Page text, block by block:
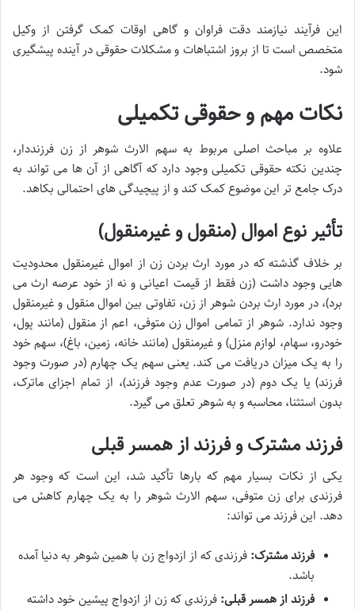
این فرآیند نیازمند دقت فراوان و گاهی اوقات کمک گرفتن از وکیل
متخصص است تا از بروز اشتباهات و مشکلات حقوقی در آینده پیشگیری
شود.
نکات مهم و حقوقی تکمیلی
علاوه بر مباحث اصلی مربوط به سهم الارث شوهر از زن فرزنددار،
چندین نکته حقوقی تکمیلی وجود دارد که آگاهی از آن ها می تواند به
درک جامع تر این موضوع کمک کند و از پیچیدگی های احتمالی بکاهد.
تأثیر نوع اموال (منقول و غیرمنقول)
بر خلاف گذشته که در مورد ارث بردن زن از اموال غیرمنقول محدودیت
هایی وجود داشت (زن فقط از قیمت اعیانی و نه از خود عرصه ارث می
برد)، در مورد ارث بردن شوهر از زن، تفاوتی بین اموال منقول و غیرمنقول
وجود ندارد. شوهر از تمامی اموال زن متوفی، اعم از منقول (مانند پول،
خودرو، سهام، لوازم منزل) و غیرمنقول (مانند خانه، زمین، باغ)، سهم خود
را به یک میزان دریافت می کند. یعنی سهم یک چهارم (در صورت وجود
فرزند) یا یک دوم (در صورت عدم وجود فرزند)، از تمام اجزای ماترک،
بدون استثنا، محاسبه و به شوهر تعلق می گیرد.
فرزند مشترک و فرزند از همسر قبلی
یکی از نکات بسیار مهم که بارها تأکید شد، این است که وجود هر
فرزندی برای زن متوفی، سهم الارث شوهر را به یک چهارم کاهش می
دهد. این فرزند می تواند:
فرزند مشترک: فرزندی که از ازدواج زن با همین شوهر به دنیا آمده
باشد.
فرزند از همسر قبلی: فرزندی که زن از ازدواج پیشین خود داشته